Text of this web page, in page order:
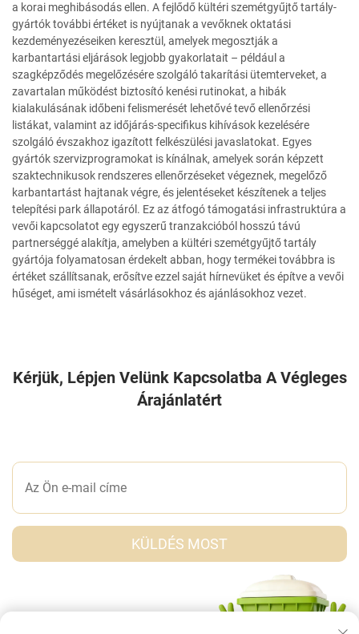
a korai meghibásodás ellen. A fejlődő kültéri szemétgyűjtő tartály-
gyártók további értéket is nyújtanak a vevőknek oktatási
kezdeményezéseiken keresztül, amelyek megosztják a
karbantartási eljárások legjobb gyakorlatait – például a
szagképződés megelőzésére szolgáló takarítási ütemterveket, a
zavartalan működést biztosító kenési rutinokat, a hibák
kialakulásának időbeni felismerését lehetővé tevő ellenőrzési
listákat, valamint az időjárás-specifikus kihívások kezelésére
szolgáló évszakhoz igazított felkészülési javaslatokat. Egyes
gyártók szervizprogramokat is kínálnak, amelyek során képzett
szaktechnikusok rendszeres ellenőrzéseket végeznek, megelőző
karbantartást hajtanak végre, és jelentéseket készítenek a teljes
telepítési park állapotáról. Ez az átfogó támogatási infrastruktúra a
vevői kapcsolatot egy egyszerű tranzakcióból hosszú távú
partnerséggé alakítja, amelyben a kültéri szemétgyűjtő tartály
gyártója folyamatosan érdekelt abban, hogy termékei továbbra is
értéket szállítsanak, erősítve ezzel saját hírnevüket és építve a vevői
hűséget, ami ismételt vásárlásokhoz és ajánlásokhoz vezet.
Kérjük, Lépjen Velünk Kapcsolatba A Végleges
Árajánlatért
KÜLDÉS MOST